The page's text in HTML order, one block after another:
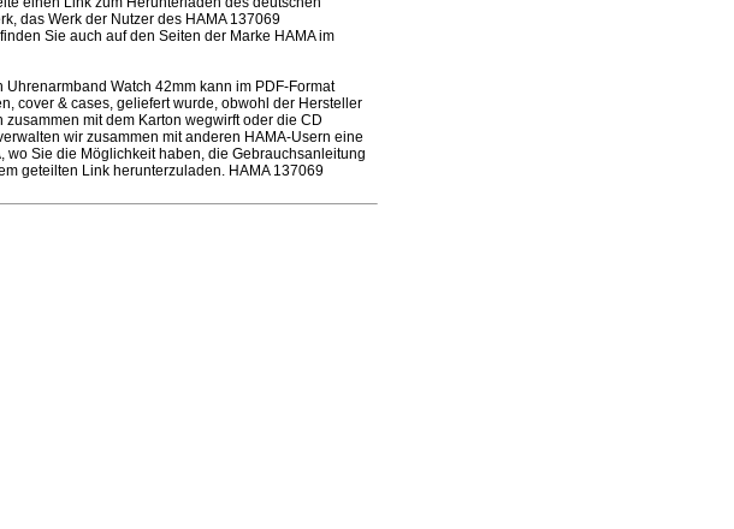
das Werk der Nutzer des HAMA 137069
Sie auch auf den Seiten der Marke HAMA im
Watch 42mm kann im PDF-Format
cover & cases, geliefert wurde, obwohl der Hersteller
mit dem Karton wegwirft oder die CD
wir zusammen mit anderen HAMA-Usern eine
Sie die Möglichkeit haben, die Gebrauchsanleitung
geteilten Link herunterzuladen. HAMA 137069